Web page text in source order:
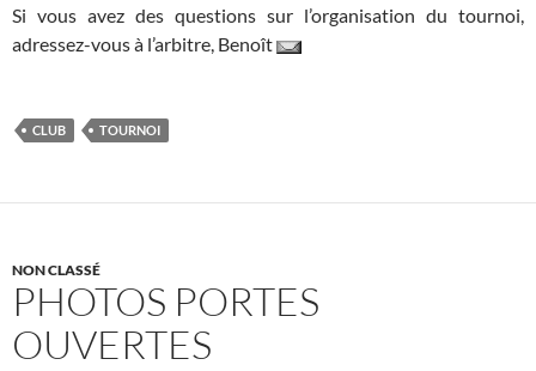
Si vous avez des questions sur l’organisation du tournoi,
adressez-vous à l’arbitre, Benoît
CLUB TOURNOI
NON CLASSÉ
PHOTOS PORTES
OUVERTES